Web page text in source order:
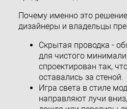
Почему именно это
дизайнеры и владельцы
Скрытая проводка -
для чистого
спроектирован так,
оставались за стеной.
Игра света в стиле
направляют лучи